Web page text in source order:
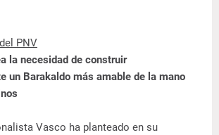
PNV
la necesidad de construir
un Barakaldo más amable de la mano
Vasco ha planteado en su